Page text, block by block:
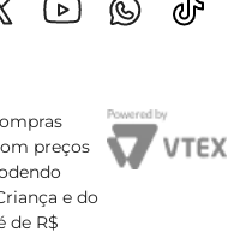
preços
e do
de R$